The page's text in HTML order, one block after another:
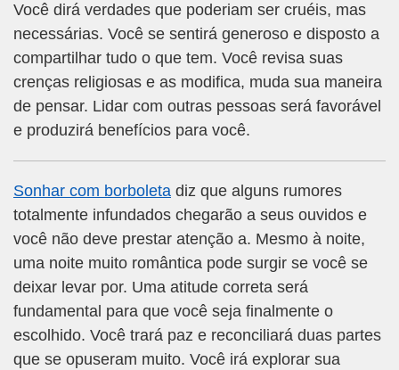
Você dirá verdades que poderiam ser cruéis, mas
necessárias. Você se sentirá generoso e disposto a
compartilhar tudo o que tem. Você revisa suas
crenças religiosas e as modifica, muda sua maneira
de pensar. Lidar com outras pessoas será favorável
e produzirá benefícios para você.
Sonhar com borboleta diz que alguns rumores
totalmente infundados chegarão a seus ouvidos e
você não deve prestar atenção a. Mesmo à noite,
uma noite muito romântica pode surgir se você se
deixar levar por. Uma atitude correta será
fundamental para que você seja finalmente o
escolhido. Você trará paz e reconciliará duas partes
que se opuseram muito. Você irá explorar sua